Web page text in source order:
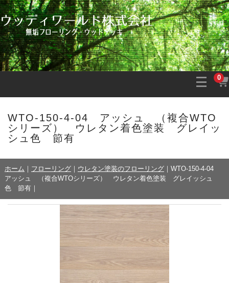
0
WTO-150-4-04 アッシュ （複合WTO
シリーズ） ウレタン着色塗装 グレイッ
シュ色 節有
ホーム ｜ フローリング｜ ウレタン塗装のフローリング｜ WTO-150-4-04
アッシュ （複合WTOシリーズ） ウレタン着色塗装 グレイッシュ
色 節有｜